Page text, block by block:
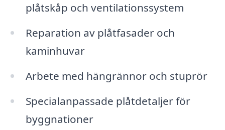
plåtskåp och ventilationssystem
Reparation av plåtfasader och
kaminhuvar
Arbete med hängrännor och stuprör
Specialanpassade plåtdetaljer för
byggnationer